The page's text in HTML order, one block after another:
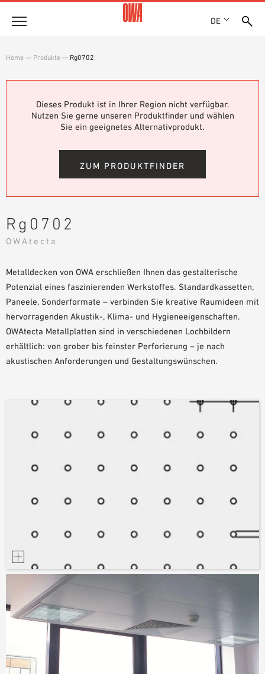
DE
STANDORTE
NACHHALTIGKEIT
Produkte
PRODUKTÜBERSICHT
GEFÜHRTE SUCHE
Lösungen
EINSATZGEBIETE
AUSSCHREIBUNGSTEXTE
DOWNLOADS
PLANUNGSHILFEN
OWA-SCHULUNGEN
MUSTERBESTELLUNG
Karriere
Home — Produkte — Rg0702
Dieses Produkt ist in Ihrer Region nicht verfügbar.
Nutzen Sie gerne unseren Produktfinder und wählen
Sie ein geeignetes Alternativprodukt.
ZUM PRODUKTFINDER
Rg0702
OWAtecta
Metalldecken von OWA erschließen Ihnen das gestalterische
Potenzial eines faszinierenden Werkstoffes. Standardkassetten,
Paneele, Sonderformate – verbinden Sie kreative Raumideen mit
hervorragenden Akustik-, Klima- und Hygieneeigenschaften.
OWAtecta Metallplatten sind in verschiedenen Lochbildern
erhältlich: von grober bis feinster Perforierung – je nach
akustischen Anforderungen und Gestaltungswünschen.